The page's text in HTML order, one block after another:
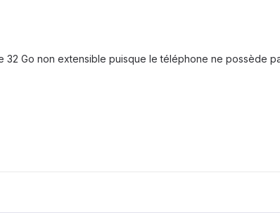
32 Go non extensible puisque le téléphone ne possède